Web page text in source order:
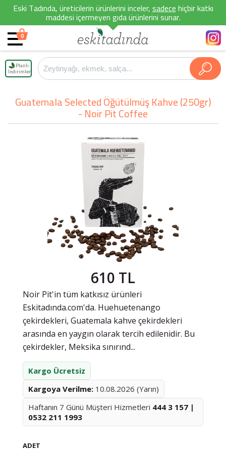
Eski Tadında, üreticilerin ürünlerini inceler,sadecehiçbir katkı
maddesi içermeyen gıda ürünlerini sunar.
0
Planlı
İndirimler
Guatemala Selected Öğütülmüş Kahve (250gr)
- Noir Pit Coffee
610 TL
Noir Pit'in tüm katkısız ürünleri
Eskitadında.com'da. Huehuetenango
çekirdekleri, Guatemala kahve çekirdekleri
arasında en yaygın olarak tercih edilenidir. Bu
çekirdekler, Meksika sınırınd...
Kargo Ücretsiz
Kargoya Verilme: 10.08.2026 (Yarın)
Haftanın 7 Günü Müşteri Hizmetleri 444 3 157 |
0532 211 1993
ADET